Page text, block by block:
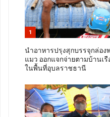
1
นำอาหารปรุงสุกบรรจุกล่อ
แมว ออกแจกจ่ายตามบ้าน
ในพื้นที่อุบลราชธานี